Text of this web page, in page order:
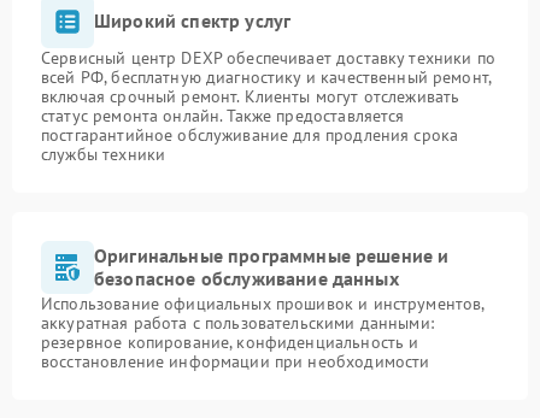
Широкий спектр услуг
Сервисный центр DEXP обеспечивает доставку техники по
всей РФ, бесплатную диагностику и качественный ремонт,
включая срочный ремонт. Клиенты могут отслеживать
статус ремонта онлайн. Также предоставляется
постгарантийное обслуживание для продления срока
службы техники
Оригинальные программные решение и
безопасное обслуживание данных
Использование официальных прошивок и инструментов,
аккуратная работа с пользовательскими данными:
резервное копирование, конфиденциальность и
восстановление информации при необходимости